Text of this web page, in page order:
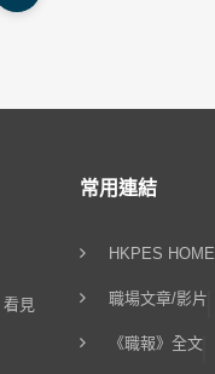
看見
常用連結
HKPES HOME
職場文章/影片
《職報》全文